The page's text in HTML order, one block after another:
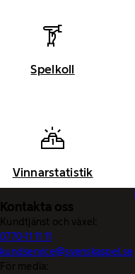
Spelkoll
Vinnarstatistik
Kontakta oss
Kundtjänst och växel:
0770-11 11 11
kundservice@svenskaspel.se
För media: